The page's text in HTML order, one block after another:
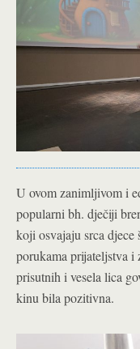
U ovom zanimljivom i
popularni bh. dječiji
koji osvajaju srca djece
porukama prijateljstva
prisutnih i vesela lica
kinu bila pozitivna.